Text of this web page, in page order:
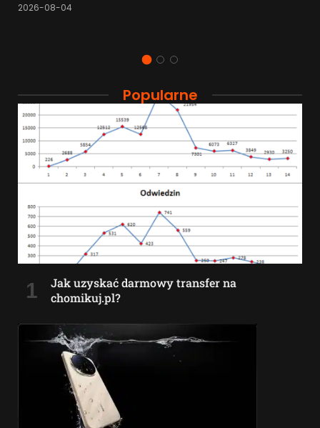
2026-08-04
Popularne
Jak uzyskać darmowy transfer na
chomikuj.pl?